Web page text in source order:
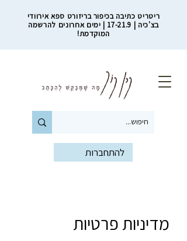
להתחברות
ריטריט כתיבה בכיפור בריזורט ספא אירוודי
בצ'כיה | 17-21.9 | ימים אחרונים להרשמה
המוקדמת!
מדיניות פרטיות